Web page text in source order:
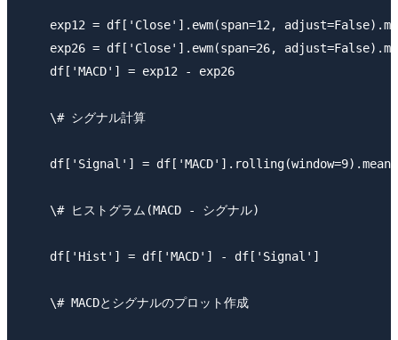
exp12 = df['Close'].ewm(span=12,
exp26 = df['Close'].ewm(span=26,
​    df['MACD'] = exp12 - exp26
​    \# シグナル計算
df['Signal'] =
​    \# ヒストグラム(MACD - シグナル)
​    df['Hist'] = df['MACD'] - df['Signal']
​    \# MACDとシグナルのプロット作成